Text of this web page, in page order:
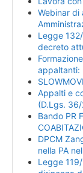
Webinar di
Legge
decreto
appaltanti:
Appalti e
(D.Lgs.
Bando PR
DPCM
nella PA
Legge